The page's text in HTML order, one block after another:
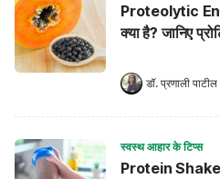
Proteolytic
क्या है? जानिए
डॉ. प्रणाली पाटील
स्वस्थ आहार के टिप्स
Protein